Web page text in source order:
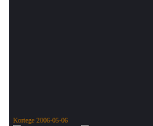
Kortege 2006-05-06